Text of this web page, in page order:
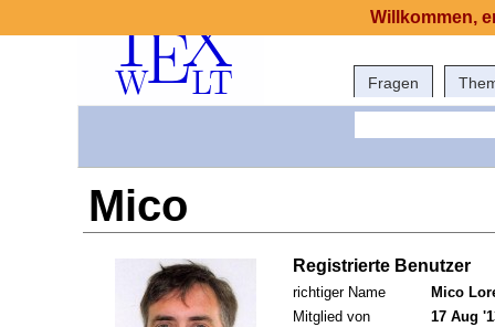
Fragen
Mico
Registrierte Benutzer
richtiger Name
Mico
Mitglied von
17 Aug
Willkommen,